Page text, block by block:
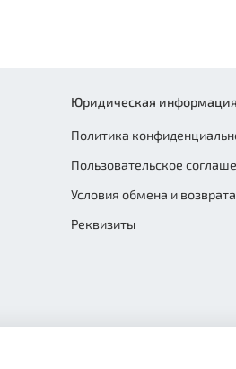
Юридическая информация
Политика
Пользовательское
Условия обмена и возврата
Реквизиты